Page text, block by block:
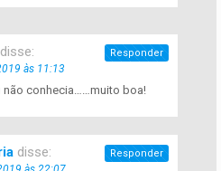
disse:
às 11:13
não conhecia……muito boa!
Responder
disse: Responder